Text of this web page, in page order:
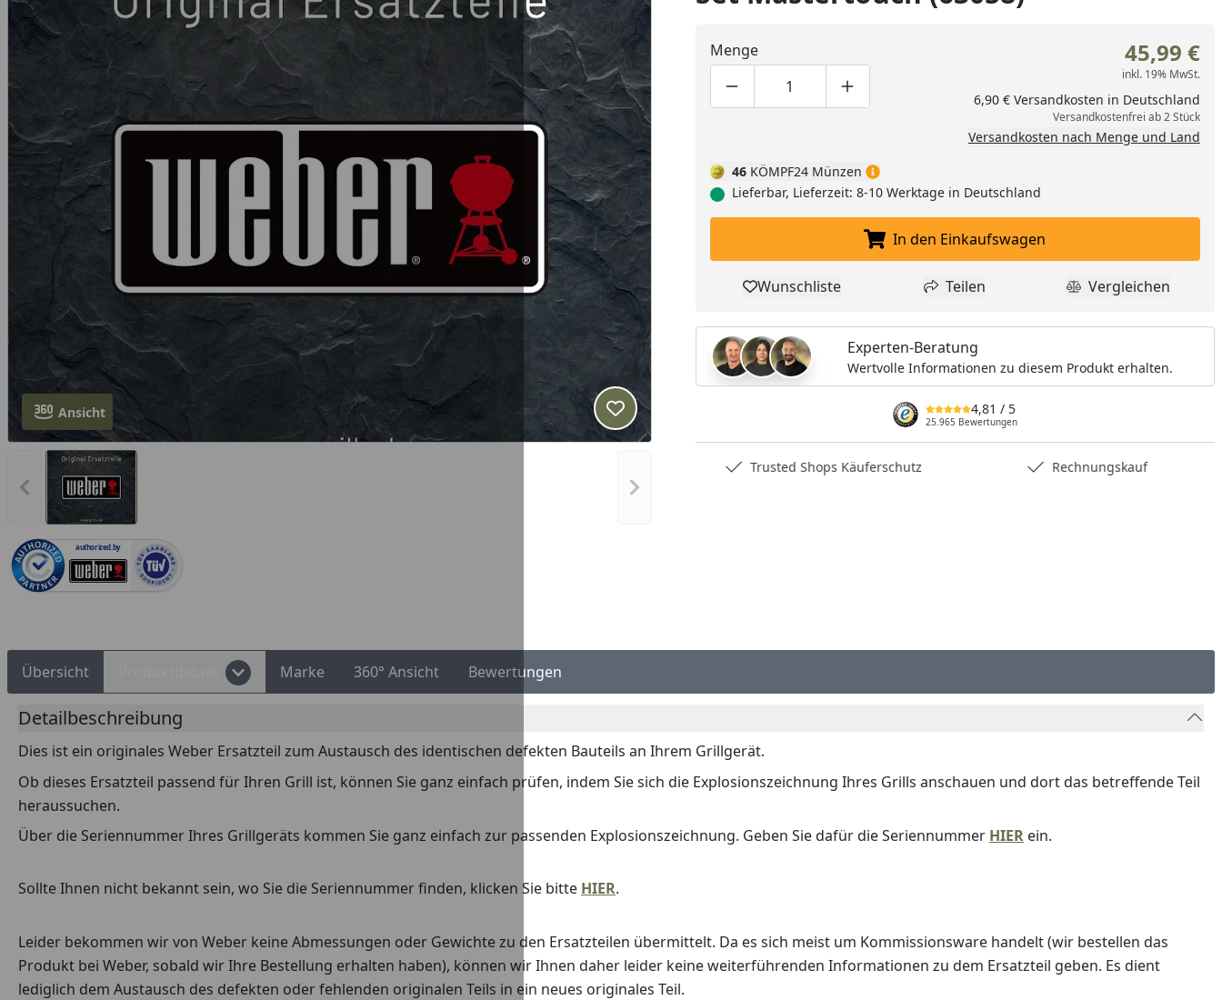
Vorheriges Bild anzeigen Nächstes Bild anzeigen
Produkt zur Wunschliste hinzufügen
360-Grad-Ansicht des Produktes öffnen
Ansicht
authorized.by
Menge
Produktmenge um eins verringern
Produktmenge manuell eingeben
Produktmenge um eins erhöhen
45,99 €
inkl. 19% MwSt.
6,90 € Versandkosten in Deutschland
Versandkostenfrei ab 2 Stück
Versandkosten nach Menge und Land
46 KÖMPF24 Münzen
Lieferbar, Lieferzeit: 8-10 Werktage in Deutschland
In den Einkaufswagen legen
In den Einkaufswagen
Produkt zur Wunschliste hinzufügen
Wunschliste Teilen
Teilen Produkt
Vergleichen
Experten-Beratung
Wertvolle Informationen zu diesem Produkt erhalten.
4,81 / 5
25.965 Bewertungen
Trusted Shops Käuferschutz Rechnungskauf
Übersicht Marke 360° Ansicht Bewertungen
Detailbeschreibung
Dies ist ein originales Weber Ersatzteil zum Austausch des identischen defekten Bauteils an Ihrem Grillgerät.
Ob dieses Ersatzteil passend für Ihren Grill ist, können Sie ganz einfach prüfen, indem Sie sich die Explosionszeichnung Ihres Grills anschauen und dort das betreffende Teil
heraussuchen.
Über die Seriennummer Ihres Grillgeräts kommen Sie ganz einfach zur passenden Explosionszeichnung. Geben Sie dafür die Seriennummer HIER ein.
Sollte Ihnen nicht bekannt sein, wo Sie die Seriennummer finden, klicken Sie bitte HIER.
Leider bekommen wir von Weber keine Abmessungen oder Gewichte zu den Ersatzteilen übermittelt. Da es sich meist um Kommissionsware handelt (wir bestellen das
Produkt bei Weber, sobald wir Ihre Bestellung erhalten haben), können wir Ihnen daher leider keine weiterführenden Informationen zu dem Ersatzteil geben. Es dient
lediglich dem Austausch des defekten oder fehlenden originalen Teils in ein neues originales Teil.